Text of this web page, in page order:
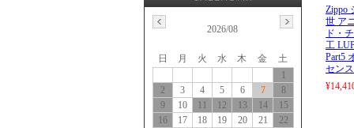
Zippo
世 ア
ド・
工
Part5
セン
2026/08
日 月 火 水 木 金
土
1
2
3 4 5 6 7
8
9
10 11 12 13 14
15
16
17 18 19 20 21
22